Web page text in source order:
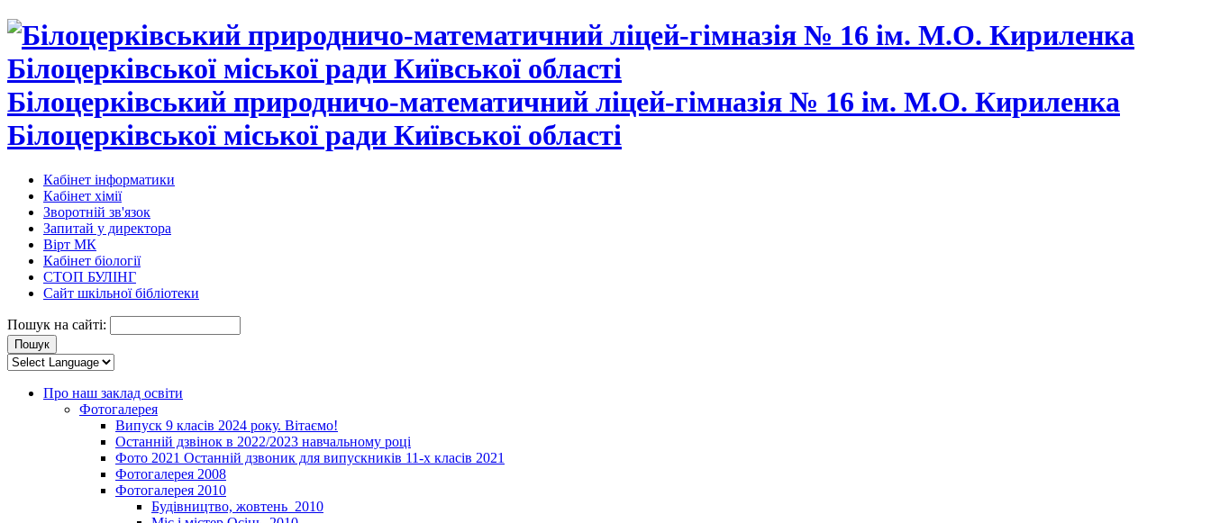
Білоцерківський природничо-математичний ліцей-гімназія № 16 ім. М.О. Кириленка
Білоцерківської міської ради Київської області
Кабінет інформатики
Кабінет хімії
Зворотній зв'язок
Запитай у директора
Вірт МК
Кабінет біології
СТОП БУЛІНГ
Сайт шкільної бібліотеки
Пошук на сайті:
Про наш заклад освіти
Фотогалерея
Випуск 9 класів 2024 року. Вітаємо!
Останній дзвінок в 2022/2023 навчальному році
Фото 2021 Останній дзвоник для випускників 11-х класів 2021
Фотогалерея 2008
Фотогалерея 2010
Будівництво, жовтень_2010